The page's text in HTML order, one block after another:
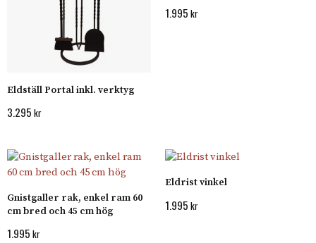
Eldställ Portal inkl. verktyg
3.295 kr
1.995 kr
Gnistgaller rak, enkel ram 60
cm bred och 45 cm hög
1.995 kr
Eldrist vinkel
1.995 kr